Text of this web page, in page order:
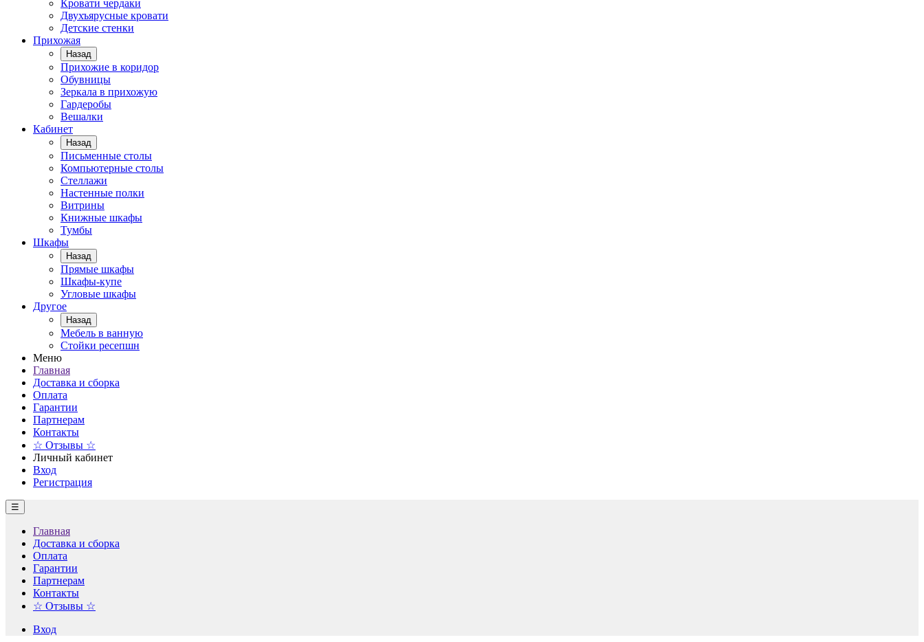
Кровати чердаки
Двухъярусные кровати
Детские стенки
Прихожая
Назад
Прихожие в коридор
Обувницы
Зеркала в прихожую
Гардеробы
Вешалки
Кабинет
Назад
Письменные столы
Компьютерные столы
Стеллажи
Настенные полки
Витрины
Книжные шкафы
Тумбы
Шкафы
Назад
Прямые шкафы
Шкафы-купе
Угловые шкафы
Другое
Назад
Мебель в ванную
Стойки ресепшн
Меню
Главная
Доставка и сборка
Оплата
Гарантии
Партнерам
Контакты
☆ Отзывы ☆
Личный кабинет
Вход
Регистрация
☰
Главная
Доставка и сборка
Оплата
Гарантии
Партнерам
Контакты
☆ Отзывы ☆
Вход